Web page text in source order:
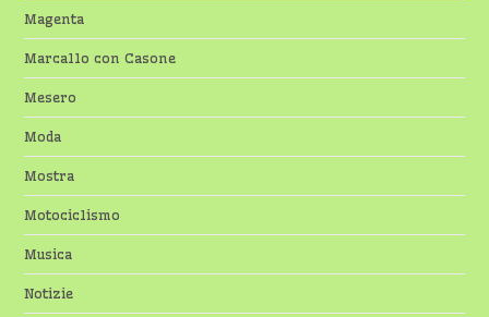
Magenta
Marcallo con Casone
Mesero
Moda
Mostra
Motociclismo
Musica
Notizie